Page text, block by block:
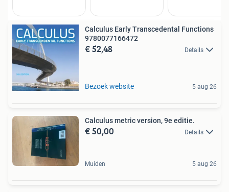
Calculus Early Transcedental Functions
9780077166472
€ 52,48 Details
Bezoek website 5 aug 26
Calculus metric version, 9e editie.
€ 50,00 Details
Muiden 5 aug 26